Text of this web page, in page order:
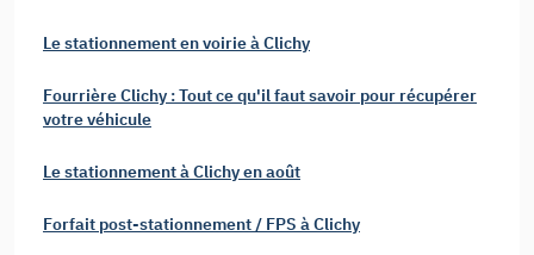
Le stationnement en voirie à Clichy
Fourrière Clichy : Tout ce qu'il faut savoir pour récupérer
votre véhicule
Le stationnement à Clichy en août
Forfait post-stationnement / FPS à Clichy